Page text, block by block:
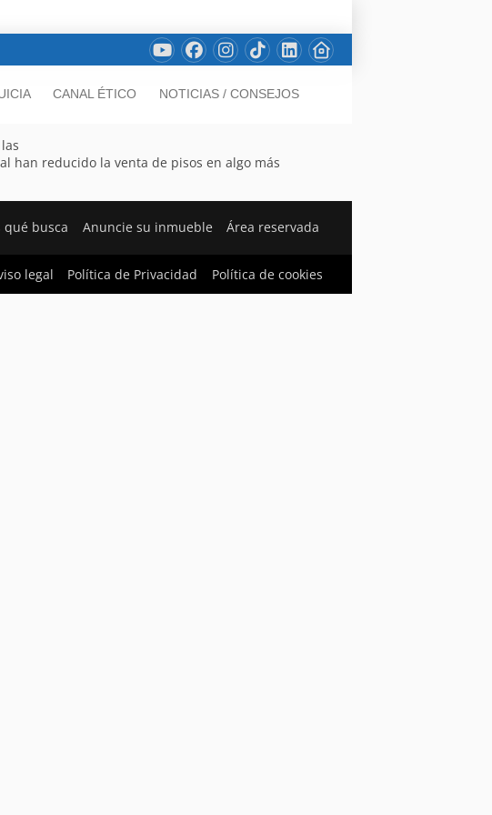
CANAL ÉTICO NOTICIAS / CONSEJOS
han reducido la venta de pisos en algo más
qué busca Anuncie su inmueble Área reservada
legal Política de Privacidad Política de cookies